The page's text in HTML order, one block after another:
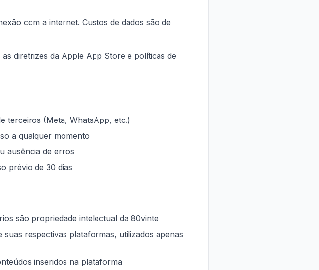
com a internet. Custos de dados são de
diretrizes da Apple App Store e políticas de
terceiros (Meta, WhatsApp, etc.)
a qualquer momento
ausência de erros
prévio de 30 dias
são propriedade intelectual da 80vinte
respectivas plataformas, utilizados apenas
inseridos na plataforma